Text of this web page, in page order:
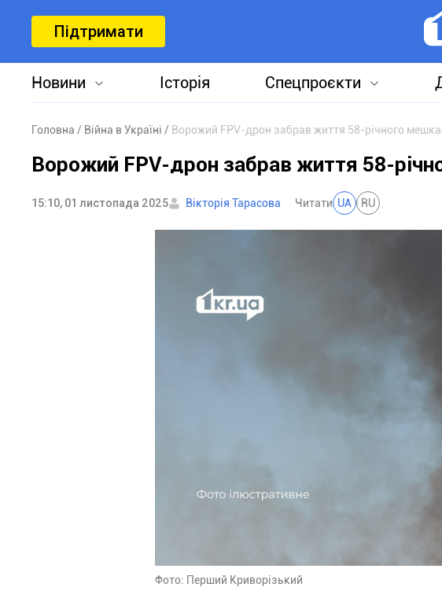
Підтримати
Новини Історія Спецпроєкти
Головна Війна в Україні Ворожий FPV-дрон забрав життя 58-річного
Ворожий FPV-дрон забрав життя 58-
15:10, 01 листопада 2025 Вікторія Тарасова Читати UA RU
Фото: Перший Криворізький